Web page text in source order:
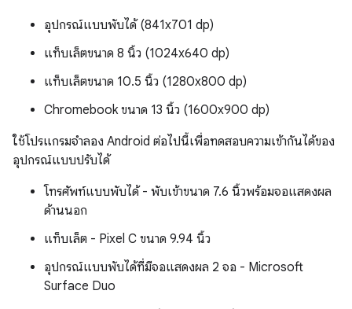
อุปกรณ์แบบพับได้ (841x701 dp)
แท็บเล็ตขนาด 8 นิ้ว (1024x640 dp)
แท็บเล็ตขนาด 10.5 นิ้ว (1280x800 dp)
Chromebook ขนาด 13 นิ้ว (1600x900 dp)
ใช้โปรแกรมจำลอง Android ต่อไปนี้เพื่อทดสอบความเข้ากันได้ของ
อุปกรณ์แบบปรับได้
โทรศัพท์แบบพับได้ - พับเข้าขนาด 7.6 นิ้วพร้อมจอแสดงผล
ด้านนอก
แท็บเล็ต - Pixel C ขนาด 9.94 นิ้ว
อุปกรณ์แบบพับได้ที่มีจอแสดงผล 2 จอ - Microsoft
Surface Duo